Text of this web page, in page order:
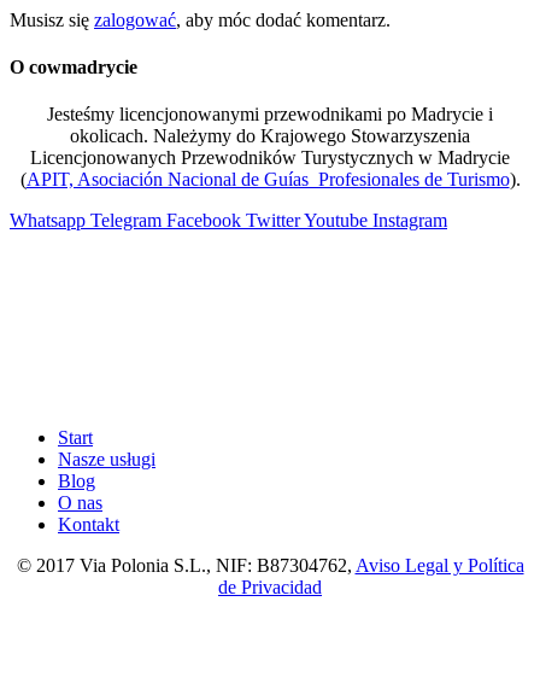
Musisz się zalogować, aby móc dodać komentarz.
O cowmadrycie
Jesteśmy licencjonowanymi przewodnikami po Madrycie i
okolicach. Należymy do Krajowego Stowarzyszenia
Licencjonowanych Przewodników Turystycznych w Madrycie
(APIT, Asociación Nacional de Guías Profesionales de Turismo).
Whatsapp Telegram Facebook TwitterYoutube Instagram
Start
Nasze usługi
Blog
O nas
Kontakt
© 2017 Via Polonia S.L., NIF: B87304762, Aviso Legal y Política
de Privacidad